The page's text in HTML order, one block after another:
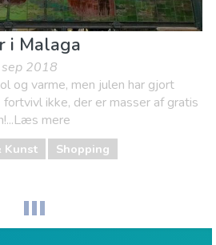
i Malaga
2018
og varme, men julen har gjort
ikke, der er masser af gratis
mere
Kunst
Shopping